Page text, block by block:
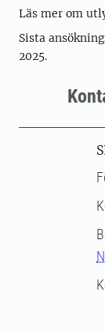
Läs mer om
Sista
2025.